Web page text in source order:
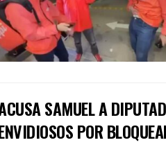
SAMUEL A
POR